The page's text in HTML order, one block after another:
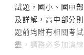
試題，國小、國中
及詳解，高中部分
題前均附有相關考
盡，請務必多加演練